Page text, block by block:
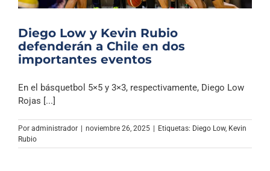
Diego Low y Kevin Rubio
defenderán a Chile en dos
importantes eventos
En el básquetbol 5×5 y 3×3, respectivamente, Diego Low
Rojas [...]
Por administrador | noviembre 26, 2025 | Etiquetas: Diego Low, Kevin
Rubio